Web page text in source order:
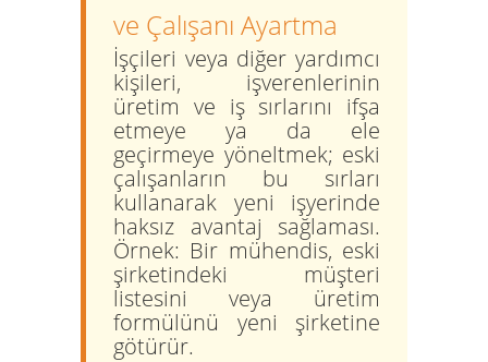
ve Çalışanı Ayartma
İşçileri veya diğer yardımcı
kişileri, işverenlerinin
üretim ve iş sırlarını ifşa
etmeye ya da ele
geçirmeye yöneltmek; eski
çalışanların bu sırları
kullanarak yeni işyerinde
haksız avantaj sağlaması.
Örnek: Bir mühendis, eski
şirketindeki müşteri
listesini veya üretim
formülünü yeni şirketine
götürür.